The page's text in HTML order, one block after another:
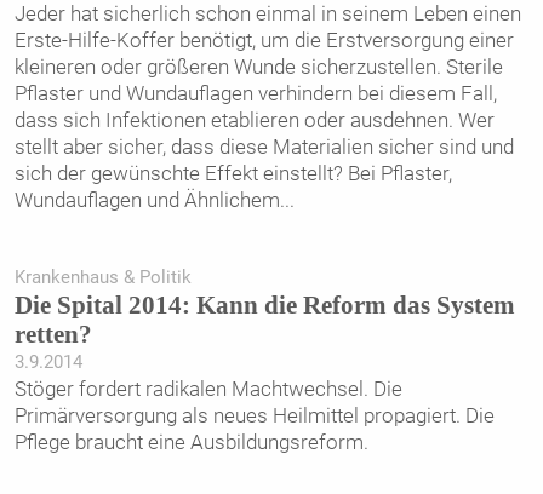
Jeder hat sicherlich schon einmal in seinem Leben einen
Erste-Hilfe-Koffer benötigt, um die Erstversorgung einer
kleineren oder größeren Wunde sicherzustellen. Sterile
Pflaster und Wundauflagen verhindern bei diesem Fall,
dass sich Infektionen etablieren oder ausdehnen. Wer
stellt aber sicher, dass diese Materialien sicher sind und
sich der gewünschte Effekt einstellt? Bei Pflaster,
Wundauflagen und Ähnlichem...
Krankenhaus & Politik
Die Spital 2014: Kann die Reform das ­System
retten?
3.9.2014
Stöger fordert radikalen Machtwechsel. Die
Primärversorgung als neues Heilmittel propagiert. Die
Pflege braucht eine Ausbildungsreform.